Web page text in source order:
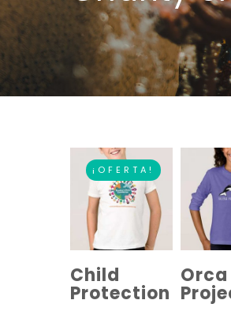
¡OFERTA!
Child
Protection
Orca